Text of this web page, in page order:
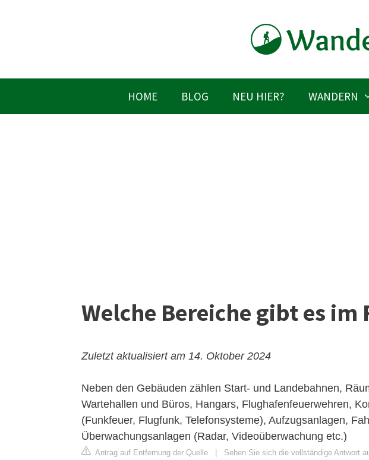
HOME BLOG NEU HIER? WANDERN
Welche Bereiche gibt es im
Zuletzt aktualisiert am 14. Oktober 2024
Neben den Gebäuden zählen Start- und Landebahnen,
Wartehallen und Büros, Hangars, Flughafenfeuerwehren,
(Funkfeuer, Flugfunk, Telefonsysteme), Aufzugsanlagen,
Überwachungsanlagen (Radar, Videoüberwachung etc.)
Antrag auf Entfernung der Quelle Sehen Sie sich die vollständige Antwort